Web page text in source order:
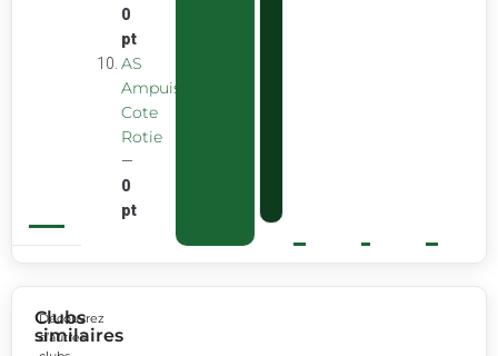
0
pt
AS
Ampuis
Cote
Rotie
—
0
pt
Clubs
similaires
Découvrez
d’autres